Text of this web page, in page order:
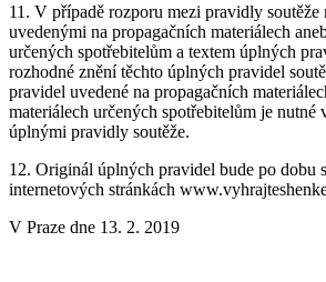
11. V případě rozporu mezi pravidly soutěže
uvedenými na propagačních materiálech
určených spotřebitelům a textem úplných
rozhodné znění těchto úplných pravidel
pravidel uvedené na propagačních
materiálech určených spotřebitelům je nutné
úplnými pravidly soutěže.
12. Originál úplných pravidel bude po dobu
internetových stránkách
V Praze dne 13. 2. 2019